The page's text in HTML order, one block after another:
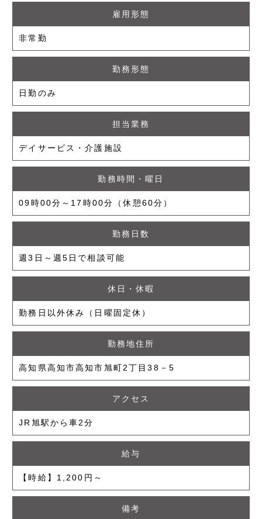
雇用形態
非常勤
勤務形態
日勤のみ
担当業務
デイサービス・介護施設
勤務時間・曜日
09時00分～17時00分（休憩60分）
勤務日数
週3日～週5日で相談可能
休日・休暇
勤務日以外休み（日曜固定休）
勤務地住所
高知県高知市高知市旭町2丁目38－5
アクセス
JR旭駅から車2分
給与
【時給】1,200円～
備考